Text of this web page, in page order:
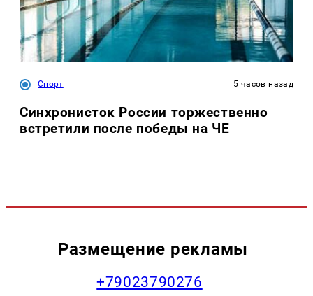
Спорт 5 часов назад
Синхронисток России торжественно
встретили после победы на ЧЕ
Размещение рекламы
+79023790276